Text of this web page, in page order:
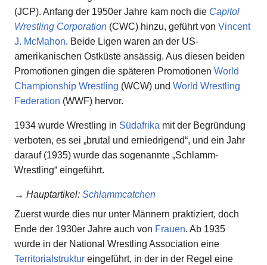
(JCP). Anfang der 1950er Jahre kam noch die Capitol
Wrestling Corporation (CWC) hinzu, geführt von Vincent
J. McMahon. Beide Ligen waren an der US-
amerikanischen Ostküste ansässig. Aus diesen beiden
Promotionen gingen die späteren Promotionen World
Championship Wrestling (WCW) und World Wrestling
Federation (WWF) hervor.
1934 wurde Wrestling in Südafrika mit der Begründung
verboten, es sei „brutal und erniedrigend“, und ein Jahr
darauf (1935) wurde das sogenannte „Schlamm-
Wrestling“ eingeführt.
→ Hauptartikel: Schlammcatchen
Zuerst wurde dies nur unter Männern praktiziert, doch
Ende der 1930er Jahre auch von Frauen. Ab 1935
wurde in der National Wrestling Association eine
Territorialstruktur eingeführt, in der in der Regel eine